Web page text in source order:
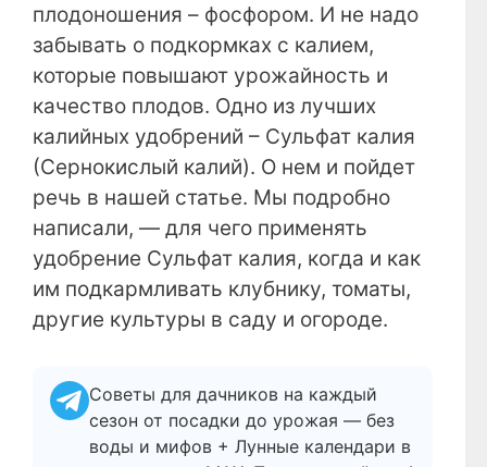
плодоношения – фосфором. И не надо
забывать о подкормках с калием,
которые повышают урожайность и
качество плодов. Одно из лучших
калийных удобрений – Сульфат калия
(Сернокислый калий). О нем и пойдет
речь в нашей статье. Мы подробно
написали, — для чего применять
удобрение Сульфат калия, когда и как
им подкармливать клубнику, томаты,
другие культуры в саду и огороде.
Советы для дачников на каждый
сезон от посадки до урожая — без
воды и мифов + Лунные календари в